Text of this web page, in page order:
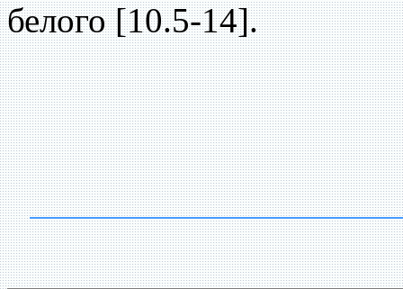
белого [10.5-14].